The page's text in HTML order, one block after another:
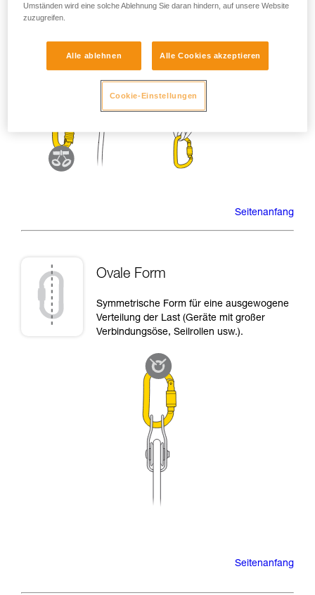
Seitenanfang
Ovale Form
Symmetrische Form für eine ausgewogene
Verteilung der Last (Geräte mit großer
Verbindungsöse, Seilrollen usw.).
Seitenanfang
Umständen wird eine solche Ablehnung Sie daran hindern, auf unsere Website
zuzugreifen.
Alle ablehnen Alle Cookies akzeptieren
Cookie-Einstellungen